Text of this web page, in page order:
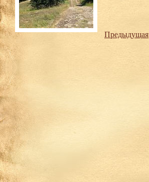
Предыдущая